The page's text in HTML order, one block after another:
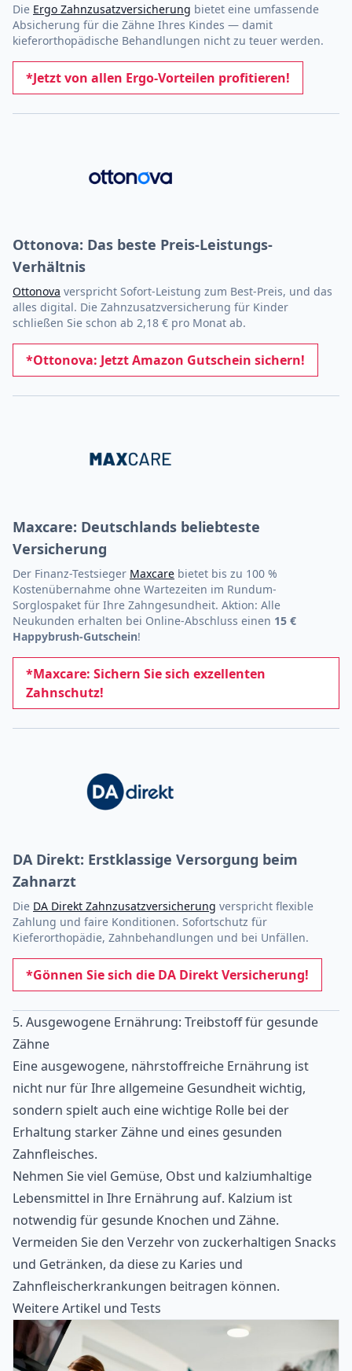
Die Ergo Zahnzusatzversicherung bietet eine umfassende
Absicherung für die Zähne Ihres Kindes — damit
kieferorthopädische Behandlungen nicht zu teuer werden.
*Jetzt von allen Ergo-Vorteilen profitieren!
Ottonova: Das beste Preis-Leistungs-
Verhältnis
Ottonova verspricht Sofort-Leistung zum Best-Preis, und das
alles digital. Die Zahnzusatzversicherung für Kinder
schließen Sie schon ab 2,18 € pro Monat ab.
*Ottonova: Jetzt Amazon Gutschein sichern!
Maxcare: Deutschlands beliebteste
Versicherung
Der Finanz-Testsieger Maxcare bietet bis zu 100 %
Kostenübernahme ohne Wartezeiten im Rundum-
Sorglospaket für Ihre Zahngesundheit. Aktion: Alle
Neukunden erhalten bei Online-Abschluss einen 15 €
Happybrush-Gutschein!
*Maxcare: Sichern Sie sich exzellenten
Zahnschutz!
DA Direkt: Erstklassige Versorgung beim
Zahnarzt
Die DA Direkt Zahnzusatzversicherung verspricht flexible
Zahlung und faire Konditionen. Sofortschutz für
Kieferorthopädie, Zahnbehandlungen und bei Unfällen.
*Gönnen Sie sich die DA Direkt Versicherung!
5. Ausgewogene Ernährung: Treibstoff für gesunde
Zähne
Eineausgewogene, nährstoffreiche Ernährung ist
nicht nur für Ihre allgemeine Gesundheit wichtig,
sondern spielt auch eine wichtige Rolle bei der
Erhaltung starker Zähne und eines gesunden
Zahnfleisches.
Nehmen Sie viel Gemüse, Obst und kalziumhaltige
Lebensmittel in Ihre Ernährung auf. Kalzium ist
notwendig für gesunde Knochen und Zähne.
Vermeiden Sie den Verzehr von zuckerhaltigen Snacks
und Getränken, da diese zu Karies und
Zahnfleischerkrankungen beitragen können.
Weitere Artikel und Tests